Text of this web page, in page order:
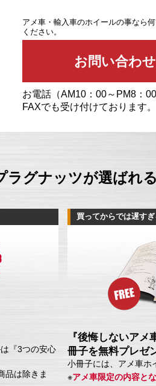
アメ車・輸入車のホイールの事なら
ください。
お電話（AM10：00～PM8：00
FAXでも受け付けております。
ラグナッツが選ばれ
『3つの安心
品は除きま
買ってからでは遅すぎ
『後悔しないア
冊子を無料プレゼ
小冊子には、アメ車ホ
※アメ車限定の内容とな